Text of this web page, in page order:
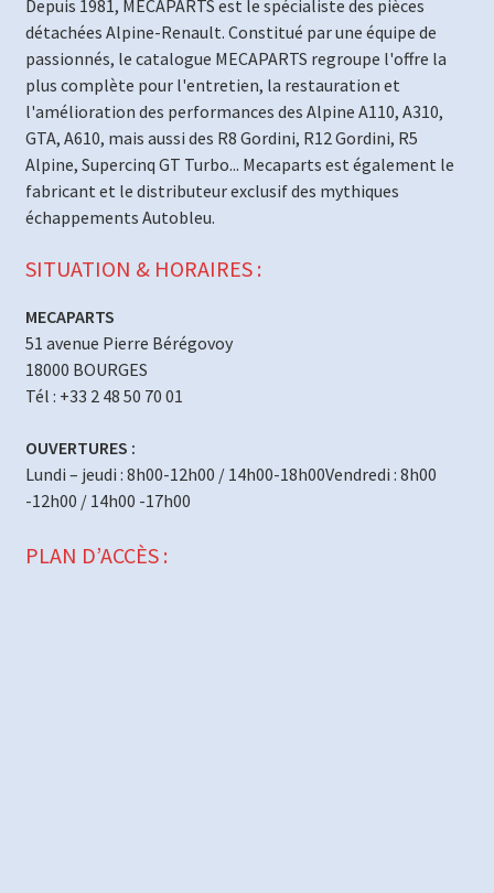
Depuis 1981, MECAPARTS est le spécialiste des pièces
détachées Alpine-Renault. Constitué par une équipe de
passionnés, le catalogue MECAPARTS regroupe l'offre la
plus complète pour l'entretien, la restauration et
l'amélioration des performances des Alpine A110, A310,
GTA, A610, mais aussi des R8 Gordini, R12 Gordini, R5
Alpine, Supercinq GT Turbo... Mecaparts est également le
fabricant et le distributeur exclusif des mythiques
échappements Autobleu.
SITUATION & HORAIRES :
MECAPARTS
51 avenue Pierre Bérégovoy
18000 BOURGES
Tél : +33 2 48 50 70 01
OUVERTURES :
Lundi – jeudi : 8h00-12h00 / 14h00-18h00Vendredi : 8h00
-12h00 / 14h00 -17h00
PLAN D’ACCÈS :